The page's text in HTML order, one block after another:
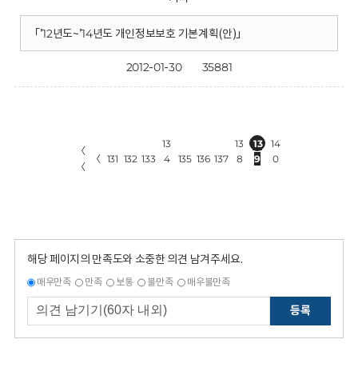
「’12년도~’14년도 개인정보보호 기본계획(안)」
2012-01-30 35881
〈
〈
〈 131 132 133
13
4
135 136 137
13
8
13
9
14
0
해당 페이지의 만족도와 소중한 의견 남겨주세요.
매우만족 만족 보통 불만족 매우불만족
등록